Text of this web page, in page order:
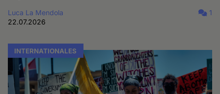
Luca La Mendola
22.07.2026
1
INTERNATIONALES